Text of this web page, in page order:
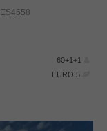
ES4558
60+1+1
EURO 5